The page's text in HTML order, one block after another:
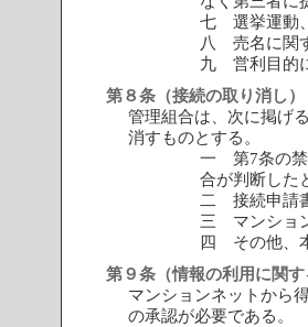
七 選挙運動
八 売名に関
九 営利目的
第８条（接続の取り消し）
管理組合は、次に掲げ
消すものとする。
一 第7条の禁
合が判断した
二 接続申請
三 マンショ
四 その他、
第９条（情報の利用に関
マンションネットから
の承認が必要である。